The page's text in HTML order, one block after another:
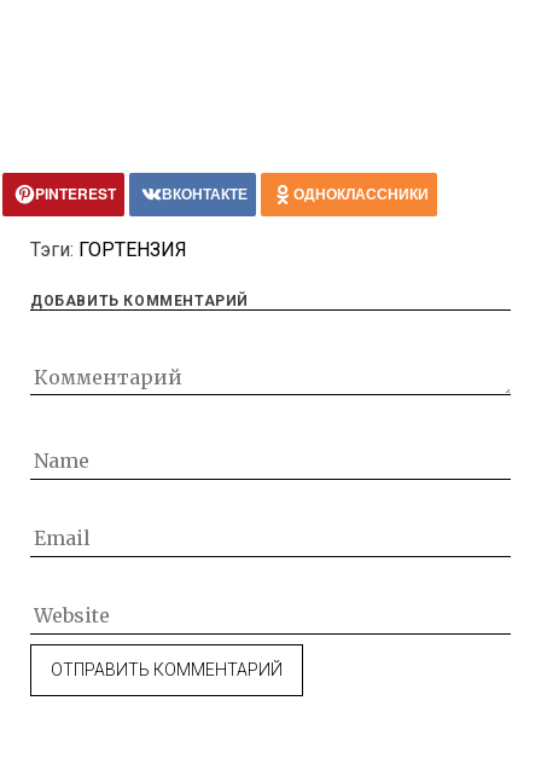
PINTEREST ВКОНТАКТЕ ОДНОКЛАССНИКИ
Тэги: ГОРТЕНЗИЯ
ДОБАВИТЬ КОММЕНТАРИЙ